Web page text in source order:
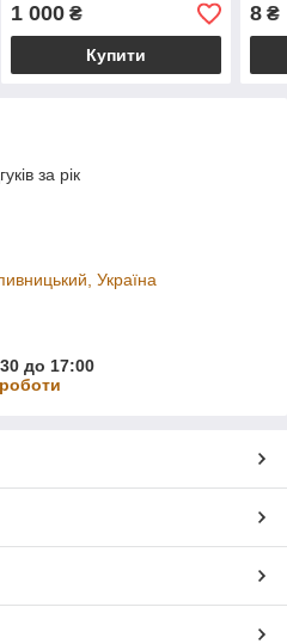
1 000₴
Купити
8 ₴
за рік
Україна
до 17:00